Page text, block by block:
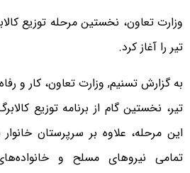
وزارت تعاون، نخستین مرحله توزیع
تیر را آغاز کرد.
تیر، نخستین گام از برنامه توزیع
تمامی نیروهای مسلح و